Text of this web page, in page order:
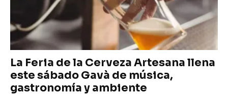
La Feria de la Cerveza Artesana llena
este sábado Gavà de música,
gastronomía y ambiente